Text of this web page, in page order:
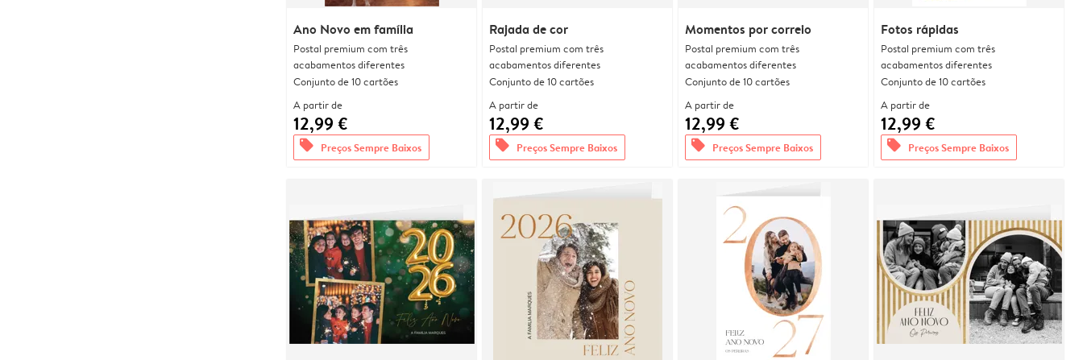
Ano Novo em família
Postal premium com três
acabamentos diferentes
Conjunto de 10 cartões
A partir de
12,99 €
offers Preços Sempre Baixos
Rajada de cor
Postal premium com três
acabamentos diferentes
Conjunto de 10 cartões
A partir de
12,99 €
offers Preços Sempre Baixos
Momentos por correio
Postal premium com três
acabamentos diferentes
Conjunto de 10 cartões
A partir de
12,99 €
offers Preços Sempre Baixos
Fotos rápidas
Postal premium com três
acabamentos diferentes
Conjunto de 10 cartões
A partir de
12,99 €
offers Preços Sempre Baixos